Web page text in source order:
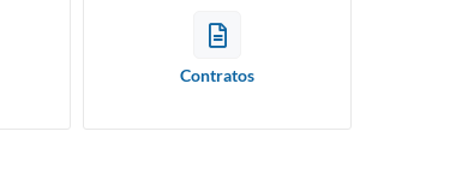
Contratos